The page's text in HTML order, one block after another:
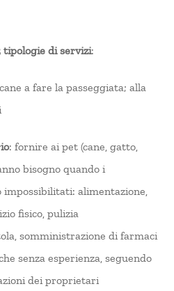
tipologie di servizi:
a fare la passeggiata; alla
: fornire ai pet (cane, gatto,
bisogno quando i
alimentazione,
fisico, pulizia
somministrazione di farmaci
senza esperienza, seguendo
dei proprietari